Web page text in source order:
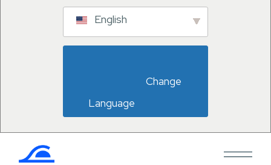
English
Language
Salta
contenuto